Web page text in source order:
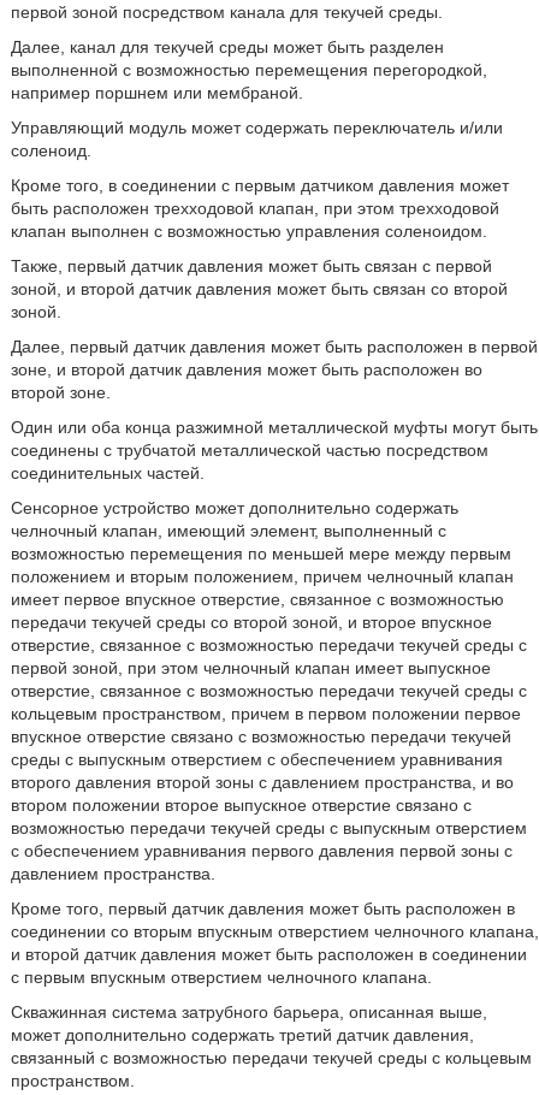
первой зоной посредством канала для текучей среды.
Далее, канал для текучей среды может быть разделен
выполненной с возможностью перемещения перегородкой,
например поршнем или мембраной.
Управляющий модуль может содержать переключатель и/или
соленоид.
Кроме того, в соединении с первым датчиком давления может
быть расположен трехходовой клапан, при этом трехходовой
клапан выполнен с возможностью управления соленоидом.
Также, первый датчик давления может быть связан с первой
зоной, и второй датчик давления может быть связан со второй
зоной.
Далее, первый датчик давления может быть расположен в первой
зоне, и второй датчик давления может быть расположен во
второй зоне.
Один или оба конца разжимной металлической муфты могут быть
соединены с трубчатой металлической частью посредством
соединительных частей.
Сенсорное устройство может дополнительно содержать
челночный клапан, имеющий элемент, выполненный с
возможностью перемещения по меньшей мере между первым
положением и вторым положением, причем челночный клапан
имеет первое впускное отверстие, связанное с возможностью
передачи текучей среды со второй зоной, и второе впускное
отверстие, связанное с возможностью передачи текучей среды с
первой зоной, при этом челночный клапан имеет выпускное
отверстие, связанное с возможностью передачи текучей среды с
кольцевым пространством, причем в первом положении первое
впускное отверстие связано с возможностью передачи текучей
среды с выпускным отверстием с обеспечением уравнивания
второго давления второй зоны с давлением пространства, и во
втором положении второе выпускное отверстие связано с
возможностью передачи текучей среды с выпускным отверстием
с обеспечением уравнивания первого давления первой зоны с
давлением пространства.
Кроме того, первый датчик давления может быть расположен в
соединении со вторым впускным отверстием челночного клапана,
и второй датчик давления может быть расположен в соединении
с первым впускным отверстием челночного клапана.
Скважинная система затрубного барьера, описанная выше,
может дополнительно содержать третий датчик давления,
связанный с возможностью передачи текучей среды с кольцевым
пространством.